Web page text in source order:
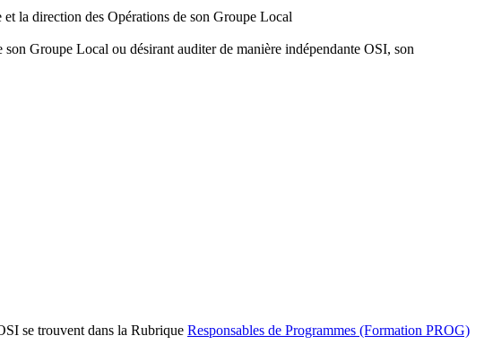
la direction des Opérations de son Groupe Local
Groupe Local ou désirant auditer de manière indépendante OSI, son
se trouvent dans la Rubrique Responsables de Programmes (Formation PROG)